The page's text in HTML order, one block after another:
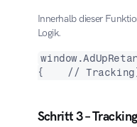
Innerhalb dieser
Logik.
{    //
Schritt 3 –